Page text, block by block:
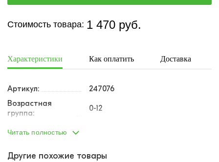
Стоимость товара: 1 470 руб.
Характеристики Как оплатить Доставка
Артикул:
247076
Возрастная
группа:
0-12
Возраст от:
0
Читать полностью
Другие похожие товары